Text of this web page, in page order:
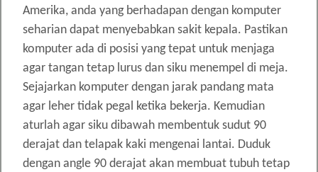
Amerika, anda yang berhadapan dengan komputer
seharian dapat menyebabkan sakit kepala. Pastikan
komputer ada di posisi yang tepat untuk menjaga
agar tangan tetap lurus dan siku menempel di meja.
Sejajarkan komputer dengan jarak pandang mata
agar leher tidak pegal ketika bekerja. Kemudian
aturlah agar siku dibawah membentuk sudut 90
derajat dan telapak kaki mengenai lantai. Duduk
dengan angle 90 derajat akan membuat tubuh tetap